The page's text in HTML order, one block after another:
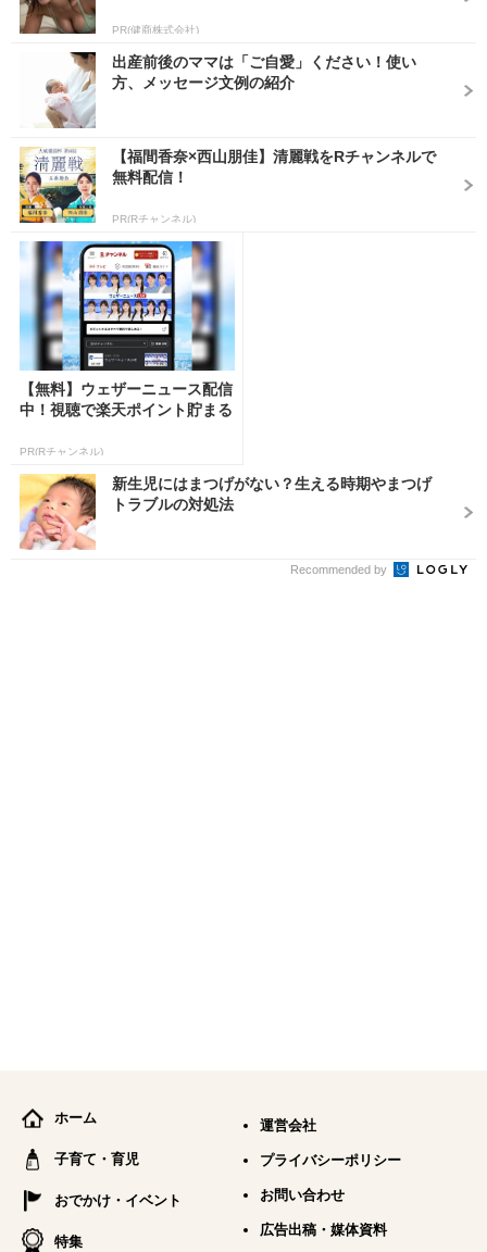
PR(健商株式会社)
出産前後のママは「ご自愛」ください！使い
方、メッセージ文例の紹介
【福間香奈×西山朋佳】清麗戦をRチャンネルで
無料配信！
PR(Rチャンネル)
【無料】ウェザーニュース配信
中！視聴で楽天ポイント貯まる
PR(Rチャンネル)
新生児にはまつげがない？生える時期やまつげ
トラブルの対処法
Recommended by
ホーム
子育て・育児
おでかけ・イベント
特集
運営会社
プライバシーポリシー
お問い合わせ
広告出稿・媒体資料